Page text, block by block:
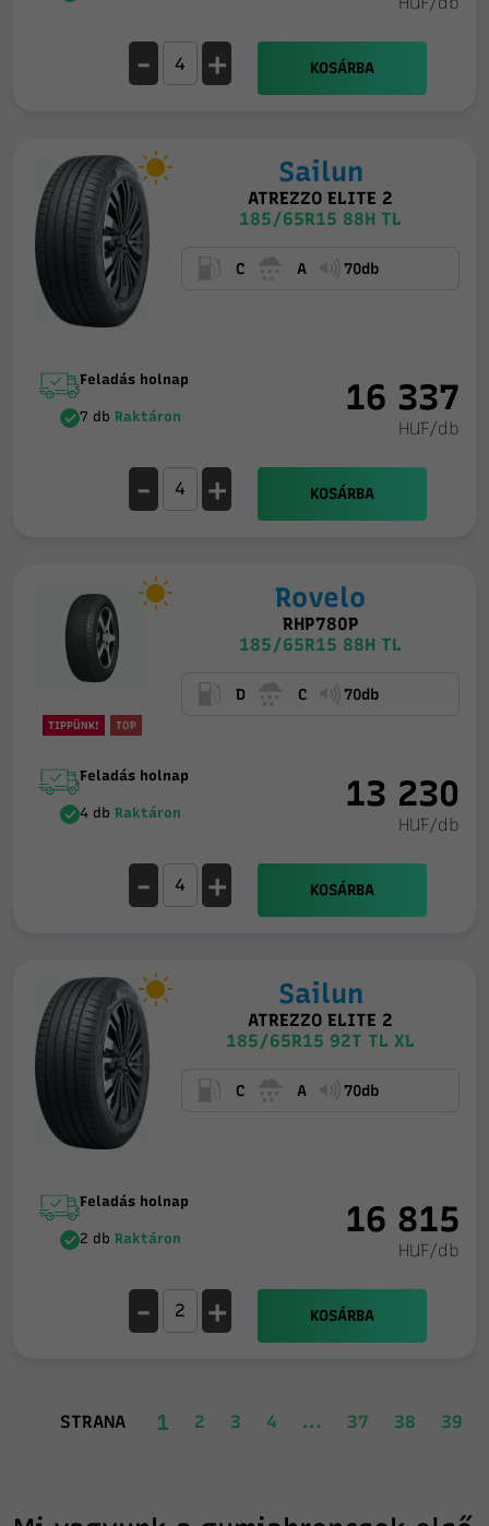
- + KOSÁRBA
Sailun
ATREZZO ELITE 2
185/65R15 88H TL
C A 70db
Feladás holnap
7 dbRaktáron 16 337
HUF/db
- + KOSÁRBA
TIPPÜNK! TOP
Rovelo
RHP780P
185/65R15 88H TL
D C 70db
Feladás holnap
4 dbRaktáron 13 230
HUF/db
- + KOSÁRBA
Sailun
ATREZZO ELITE 2
185/65R15 92T TL XL
C A 70db
Feladás holnap
2 dbRaktáron 16 815
HUF/db
- + KOSÁRBA
STRANA 1 2 3 4 ... 37 38 39